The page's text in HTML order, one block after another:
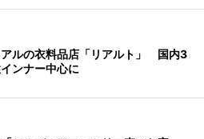
ルの衣料品店「リアルト」 国内3
ンナー中心に